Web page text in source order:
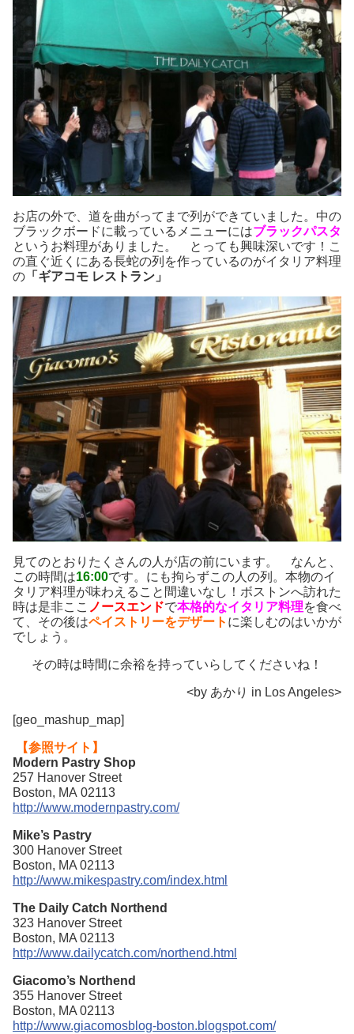
お店の外で、道を曲がってまで列ができていました。中の
ブラックボードに載っているメニューにはブラックパスタ
というお料理がありました。 とっても興味深いです！こ
の直ぐ近くにある長蛇の列を作っているのがイタリア料理
の 「ギアコモ レストラン」
見てのとおりたくさんの人が店の前にいます。 なんと、
この時間は16:00です。にも拘らずこの人の列。本物のイ
タリア料理が味わえること間違いなし！ボストンへ訪れた
時は是非ここ ノースエンドで本格的なイタリア料理を食べ
て、その後はペイストリーをデザート に楽しむのはいかが
でしょう。
その時は時間に余裕を持っていらしてくださいね！
<by あかり in Los Angeles>
[geo_mashup_map]
【参照サイト】
Modern Pastry Shop
257 Hanover Street
Boston, MA 02113
http://www.modernpastry.com/
Mike’s Pastry
300 Hanover Street
Boston, MA 02113
http://www.mikespastry.com/index.html
The Daily Catch Northend
323 Hanover Street
Boston, MA 02113
http://www.dailycatch.com/northend.html
Giacomo’s Northend
355 Hanover Street
Boston, MA 02113
http://www.giacomosblog-boston.blogspot.com/